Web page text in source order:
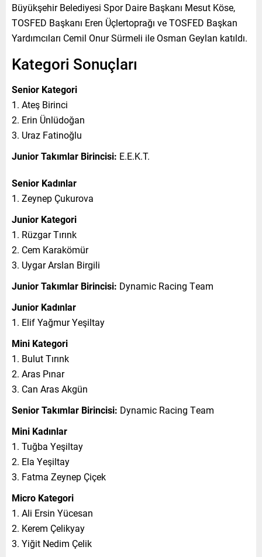
Büyükşehir Belediyesi Spor Daire Başkanı Mesut Köse,
TOSFED Başkanı Eren Üçlertoprağı ve TOSFED Başkan
Yardımcıları Cemil Onur Sürmeli ile Osman Geylan katıldı.
Kategori Sonuçları
Senior Kategori
1. Ateş Birinci
2. Erin Ünlüdoğan
3. Uraz Fatinoğlu
Junior Takımlar Birincisi: E.E.K.T.
Senior Kadınlar
1. Zeynep Çukurova
Junior Kategori
1. Rüzgar Tırınk
2. Cem Karakömür
3. Uygar Arslan Birgili
Junior Takımlar Birincisi: Dynamic Racing Team
Junior Kadınlar
1. Elif Yağmur Yeşiltay
Mini Kategori
1. Bulut Tırınk
2. Aras Pınar
3. Can Aras Akgün
Senior Takımlar Birincisi: Dynamic Racing Team
Mini Kadınlar
1. Tuğba Yeşiltay
2. Ela Yeşiltay
3. Fatma Zeynep Çiçek
Micro Kategori
1. Ali Ersin Yücesan
2. Kerem Çelikyay
3. Yiğit Nedim Çelik